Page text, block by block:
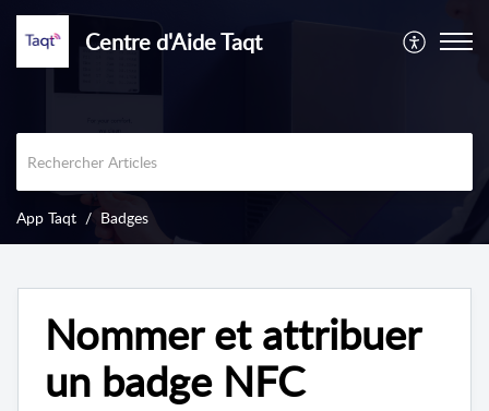
Centre d'Aide Taqt
App Taqt Badges
Nommer et attribuer
un badge NFC